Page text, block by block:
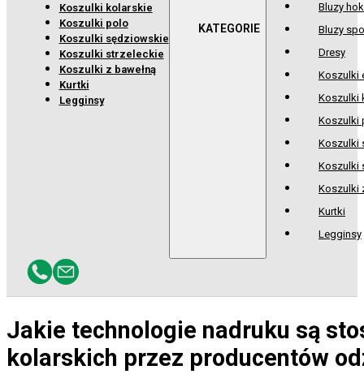
Koszulki kolarskie
Koszulki polo
Koszulki sędziowskie
Koszulki strzeleckie
Koszulki z bawełną
Kurtki
Legginsy
Bluzy
Bluzy
Dresy
Koszulki
Koszulki
Koszulki
Koszulki
Koszulki
Koszulki
Kurtki
Legginsy
Jakie technologie nadruku są
kolarskich przez producentów